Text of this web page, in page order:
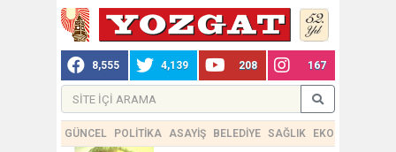
8,555 4,139 208 167
GÜNCEL POLİTİKA ASAYİŞ BELEDİYE SAĞLIK EKONOMİ